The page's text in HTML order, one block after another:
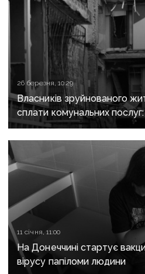
26 березня, 10:29
Власників зруйнованого
сплати комунальних
новий закон
11 січня, 11:00
На Донеччині стартує
вірусу папіломи людини